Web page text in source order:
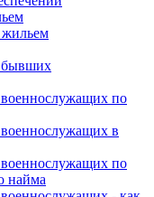
жильем
бывших
по
в
по
найма